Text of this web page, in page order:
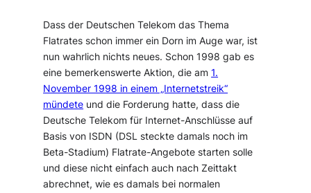
Dass der Deutschen Telekom das Thema
Flatrates schon immer ein Dorn im Auge war, ist
nun wahrlich nichts neues. Schon 1998 gab es
eine bemerkenswerte Aktion, die am1.
November 1998 in einem „Internetstreik“
mündete und die Forderung hatte, dass die
Deutsche Telekom für Internet-Anschlüsse auf
Basis von ISDN (DSL steckte damals noch im
Beta-Stadium) Flatrate-Angebote starten solle
und diese nicht einfach auch nach Zeittakt
abrechnet, wie es damals bei normalen